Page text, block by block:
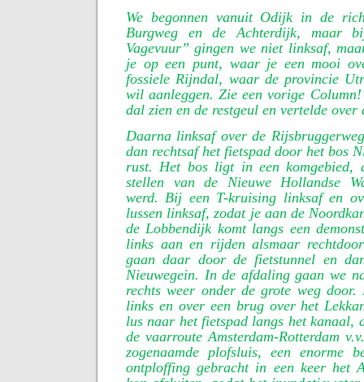
We begonnen vanuit Odijk in de
Burgweg en de Achterdijk, maar
Vagevuur” gingen we niet linksaf,
je op een punt, waar je een mooi
fossiele Rijndal, waar de provincie
wil aanleggen. Zie een vorige
dal zien en de restgeul en vertelde over
Daarna linksaf over de
dan rechtsaf het fietspad door het bos
rust. Het bos ligt in een komgebied,
stellen van de Nieuwe Hollandse
werd. Bij een T-kruising linksaf en
lussen linksaf, zodat je aan de
de Lobbendijk komt langs een
links aan en rijden alsmaar
gaan daar door de fietstunnel en
Nieuwegein. In de afdaling gaan we
rechts weer onder de grote weg
links en over een brug over het
lus naar het fietspad langs het kanaal,
de vaarroute Amsterdam-Rotterdam
zogenaamde plofsluis, een enorme
ontploffing gebracht in een keer het